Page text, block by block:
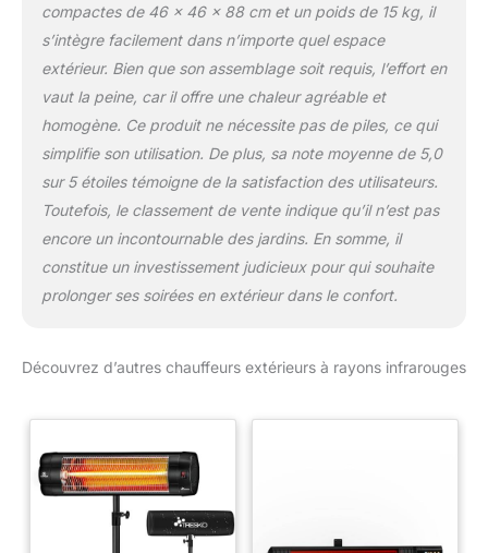
compactes de 46 x 46 x 88 cm et un poids de 15 kg, il
s’intègre facilement dans n’importe quel espace
extérieur. Bien que son assemblage soit requis, l’effort en
vaut la peine, car il offre une chaleur agréable et
homogène. Ce produit ne nécessite pas de piles, ce qui
simplifie son utilisation. De plus, sa note moyenne de 5,0
sur 5 étoiles témoigne de la satisfaction des utilisateurs.
Toutefois, le classement de vente indique qu’il n’est pas
encore un incontournable des jardins. En somme, il
constitue un investissement judicieux pour qui souhaite
prolonger ses soirées en extérieur dans le confort.
Découvrez d’autres chauffeurs extérieurs à rayons infrarouges